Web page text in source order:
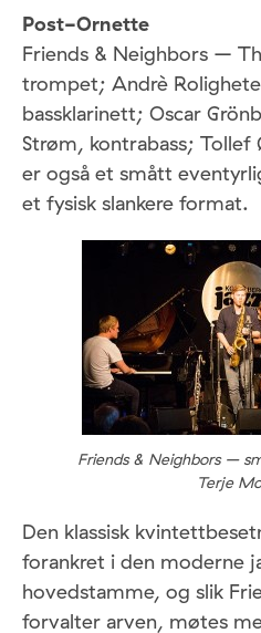
Post-Ornette
Friends & Neighbors –
trompet; Andrè
bassklarinett; Oscar
Strøm, kontrabass;
er også et smått
et fysisk slankere format.
Friends & Neighbors –
Terje
Den klassisk
forankret i den moderne
hovedstamme, og slik
forvalter arven, møtes